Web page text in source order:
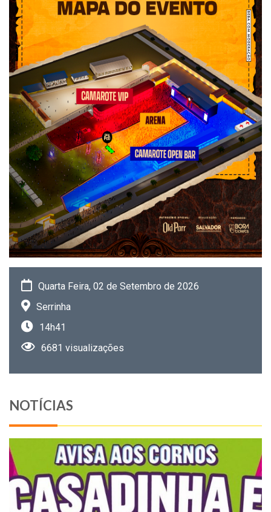
Quarta Feira, 02 de Setembro de 2026
Serrinha
14h41
6681 visualizações
NOTÍCIAS